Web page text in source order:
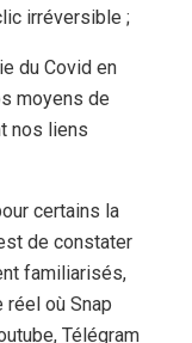
irréversible ;
du Covid en
moyens de
nos liens
certains la
de constater
familiarisés,
réel où Snap
Télégram